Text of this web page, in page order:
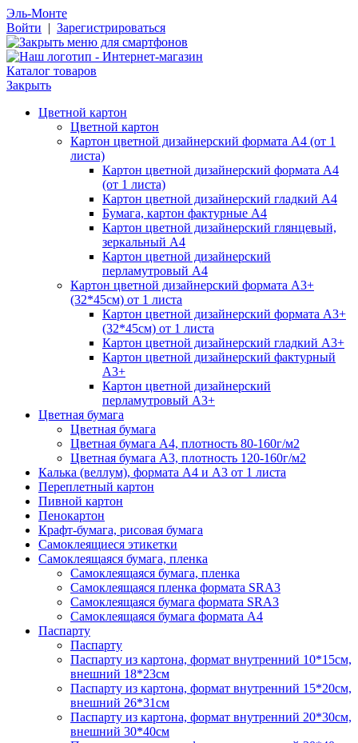
Эль-Монте
Войти | Зарегистрироваться
Каталог товаров
Закрыть
Цветной картон
Цветной картон
Картон цветной дизайнерский формата А4 (от 1
листа)
Картон цветной дизайнерский формата А4
(от 1 листа)
Картон цветной дизайнерский гладкий А4
Бумага, картон фактурные А4
Картон цветной дизайнерский глянцевый,
зеркальный А4
Картон цветной дизайнерский
перламутровый А4
Картон цветной дизайнерский формата А3+
(32*45см) от 1 листа
Картон цветной дизайнерский формата А3+
(32*45см) от 1 листа
Картон цветной дизайнерский гладкий А3+
Картон цветной дизайнерский фактурный
А3+
Картон цветной дизайнерский
перламутровый А3+
Цветная бумага
Цветная бумага
Цветная бумага А4, плотность 80-160г/м2
Цветная бумага А3, плотность 120-160г/м2
Калька (веллум), формата А4 и А3 от 1 листа
Переплетный картон
Пивной картон
Пенокартон
Крафт-бумага, рисовая бумага
Самоклеящиеся этикетки
Самоклеящаяся бумага, пленка
Самоклеящаяся бумага, пленка
Самоклеящаяся пленка формата SRА3
Самоклеящаяся бумага формата SRА3
Самоклеящаяся бумага формата А4
Паспарту
Паспарту
Паспарту из картона, формат внутренний 10*15см,
внешний 18*23см
Паспарту из картона, формат внутренний 15*20см,
внешний 26*31см
Паспарту из картона, формат внутренний 20*30см,
внешний 30*40см